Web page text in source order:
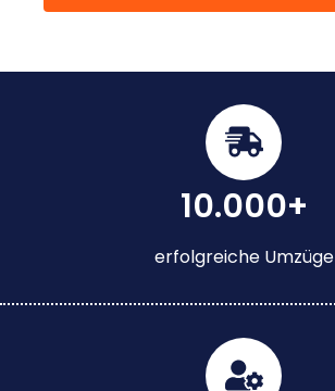
10.000+
erfolgreiche Umzüge